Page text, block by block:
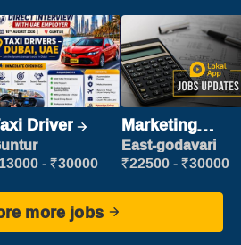
Driver
- ₹30000
Marketing
Executive
East-godavari
₹22500 - ₹30000
more jobs